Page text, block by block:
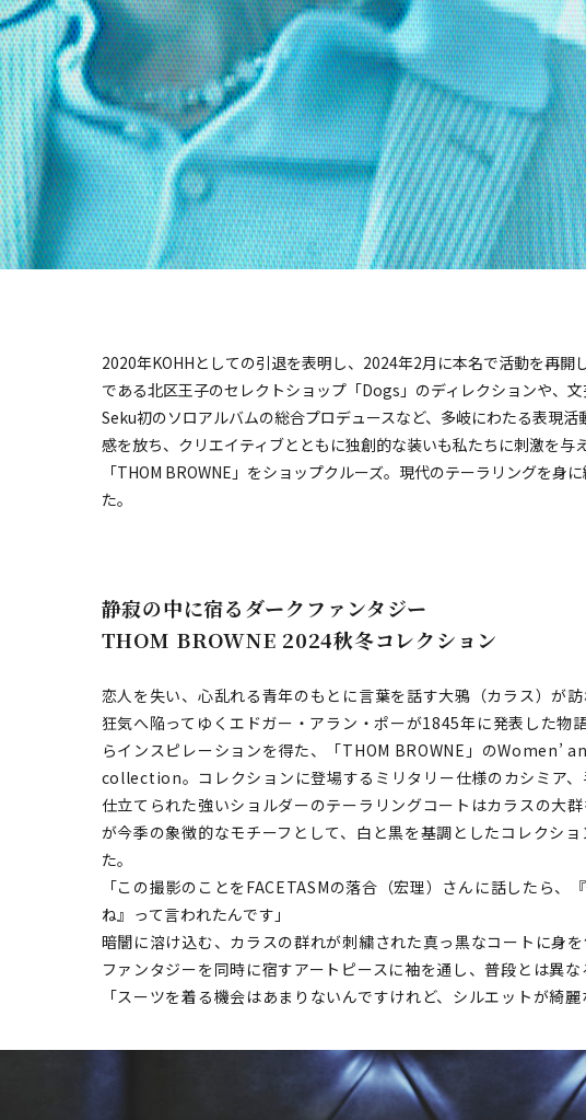
2020年KOHHとしての引退を表明し、2024年2月に本名で活動を再開
である北区王子のセレクトショップ「Dogs」のディレクションや、
Seku初のソロアルバムの総合プロデュースなど、多岐にわたる表現
感を放ち、クリエイティブとともに独創的な装いも私たちに刺激を与
「THOM BROWNE」をショップクルーズ。現代のテーラリングを身
た。
静寂の中に宿るダークファンタジー
THOM BROWNE 2024秋冬コレクション
恋人を失い、心乱れる青年のもとに言葉を話す大鴉（カラス）が
狂気へ陥ってゆく――エドガー・アラン・ポーが1845年に発表した
らインスピレーションを得た、「THOM BROWNE」のWomen’
collection。コレクションに登場するミリタリー仕様のカシミア、
仕立てられた強いショルダーのテーラリングコートはカラスの大
が今季の象徴的なモチーフとして、白と黒を基調としたコレクシ
た。
「この撮影のことをFACETASMの落合（宏理）さんに話したら、
ね』って言われたんです」
暗闇に溶け込む、カラスの群れが刺繍された真っ黒なコートに身
ファンタジーを同時に宿すアートピースに袖を通し、普段とは異な
「スーツを着る機会はあまりないんですけれど、シルエットが綺麗